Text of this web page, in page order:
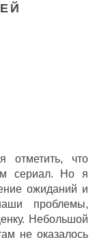
отметить, что
сериал. Но я
ожиданий и
проблемы,
Небольшой
не оказалось